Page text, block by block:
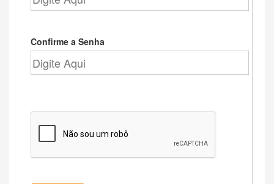
Confirme a Senha